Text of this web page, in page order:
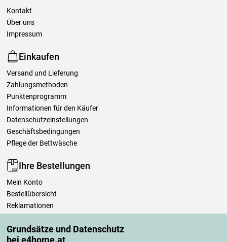
Grundsätze und Datenschutz
bei e4home.at
Kontakt
Über uns
Impressum
Einkaufen
Versand und Lieferung
Zahlungsmethoden
Punktenprogramm
Informationen für den Käufer
Datenschutzeinstellungen
Geschäftsbedingungen
Pflege der Bettwäsche
Ihre Bestellungen
Mein Konto
Bestellübersicht
Reklamationen
Einfach mehr wissen